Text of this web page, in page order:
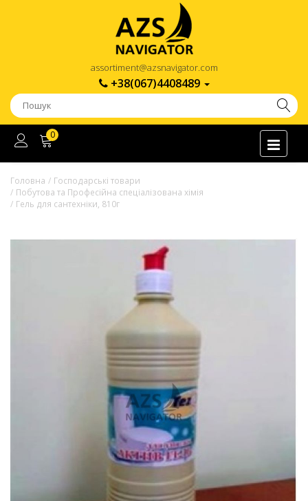
assortiment@azsnavigator.com
+38(067)4408489
0
Головна
Господарські товари
Побутова та Професійна спеціалізована хімія
Гель для сантехніки, 810г